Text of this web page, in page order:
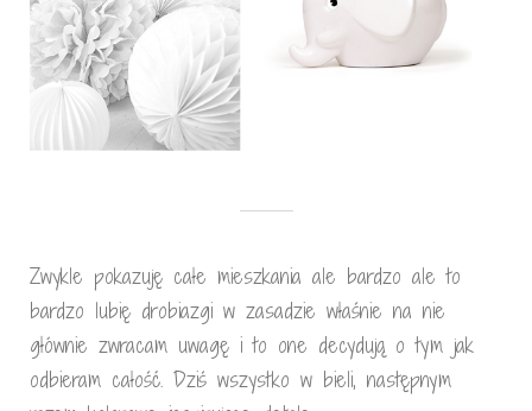
Zwykle pokazuję całe mieszkania ale bardzo ale to
bardzo lubię drobiazgi w zasadzie właśnie na nie
głównie zwracam uwagę i to one decydują o tym jak
odbieram całość. Dziś wszystko w bieli, następnym